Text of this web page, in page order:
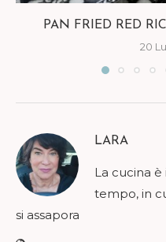
PAN FRIED RED
20
LARA
La cucina è
tempo, in
si assapora